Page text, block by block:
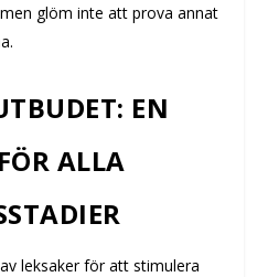
glöm inte att prova annat
EN
ALLA
leksaker för att stimulera